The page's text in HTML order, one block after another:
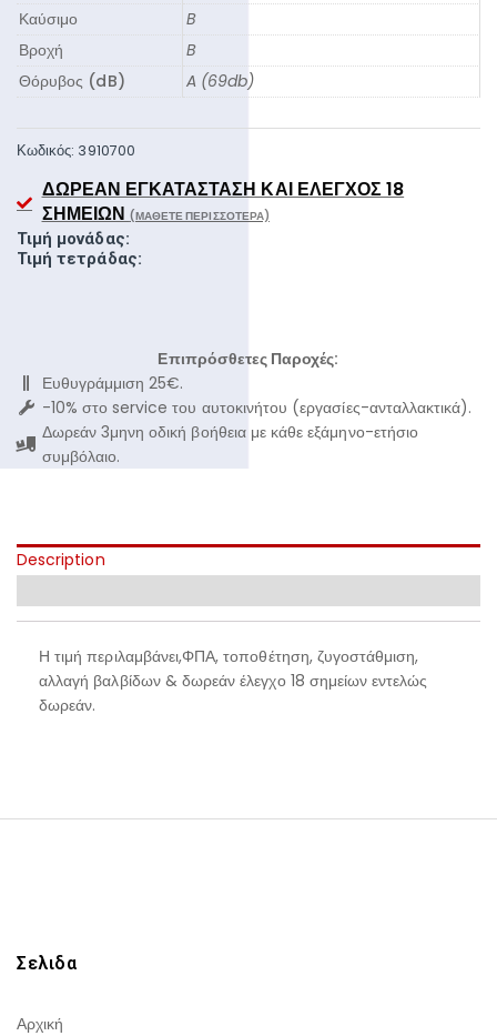
Καύσιμο
B
Βροχή
B
Θόρυβος (dB)
A (69db)
Κωδικός: 3910700
ΔΩΡΕΆΝ ΕΓΚΑΤΆΣΤΑΣΗ ΚΑΙ ΈΛΕΓΧΟΣ 18
ΣΗΜΕΊΩΝ (ΜΆΘΕΤΕ ΠΕΡΙΣΣΌΤΕΡΑ)
Τιμή μονάδας:
Τιμή τετράδας:
Επιπρόσθετες Παροχές:
Ευθυγράμμιση 25€.
-10% στο service του αυτοκινήτου (εργασίες-ανταλλακτικά).
Δωρεάν 3μηνη οδική βοήθεια με κάθε εξάμηνο-ετήσιο
συμβόλαιο.
Description
Η τιμή περιλαμβάνει,ΦΠΑ, τοποθέτηση, ζυγοστάθμιση,
αλλαγή βαλβίδων & δωρεάν έλεγχο 18 σημείων εντελώς
δωρεάν.
Σελιδα
Αρχική